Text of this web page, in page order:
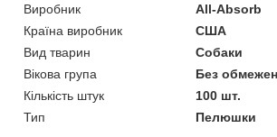
Виробник
All-Absorb
Країна виробник
США
Вид тварин
Собаки
Вікова група
Без
Кількість штук
100 шт.
Тип
Пелюшки